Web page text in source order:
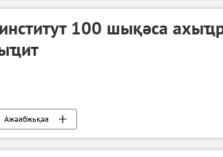
100 шықәса
Ажәабжьқәа